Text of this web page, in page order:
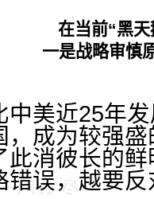
在当前“黑天
一是战略审慎
近25年发
，成为较强
此消彼长的
错误，越要反